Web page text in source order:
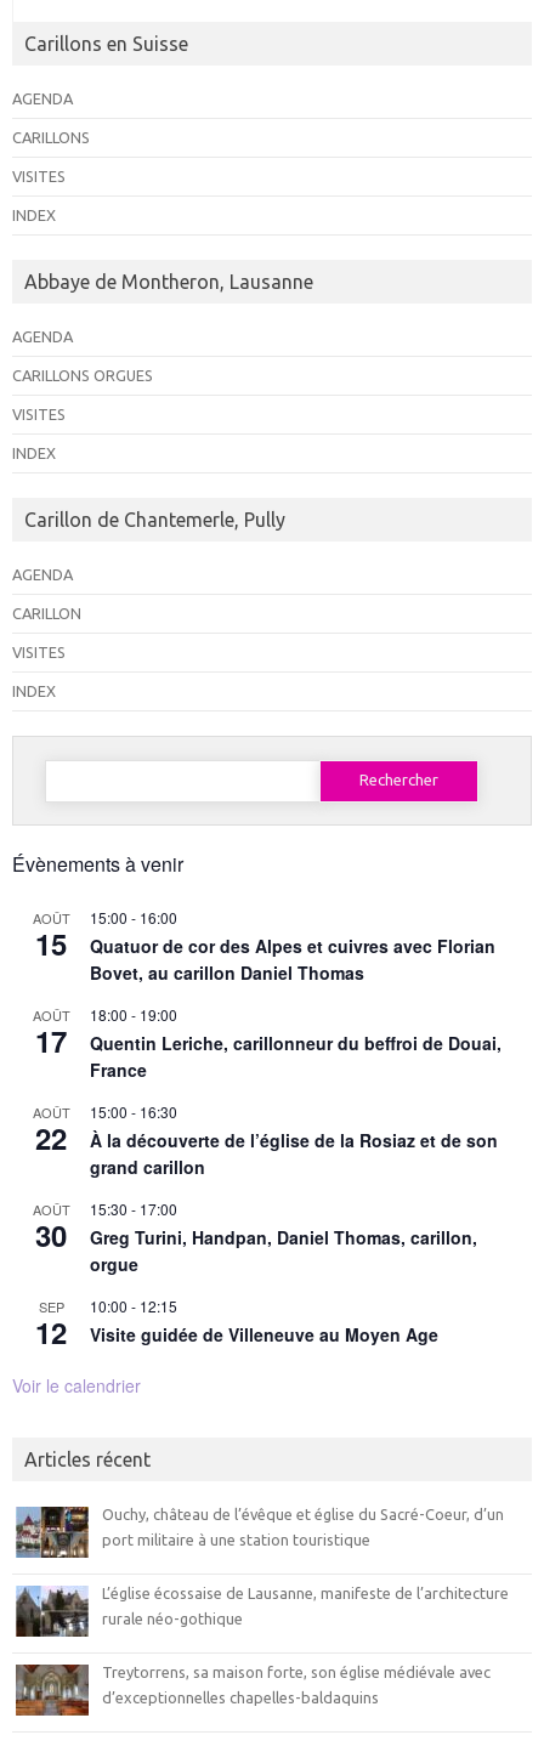
Carillons en Suisse
AGENDA
CARILLONS
VISITES
INDEX
Abbaye de Montheron, Lausanne
AGENDA
CARILLONS ORGUES
VISITES
INDEX
Carillon de Chantemerle, Pully
AGENDA
CARILLON
VISITES
INDEX
Rechercher :
Évènements à venir
AOÛT
15
15:00 - 16:00
Quatuor de cor des Alpes et cuivres avec Florian
Bovet, au carillon Daniel Thomas
AOÛT
17
18:00 - 19:00
Quentin Leriche, carillonneur du beffroi de Douai,
France
AOÛT
22
15:00 - 16:30
À la découverte de l’église de la Rosiaz et de son
grand carillon
AOÛT
30
15:30 - 17:00
Greg Turini, Handpan, Daniel Thomas, carillon,
orgue
SEP
12
10:00 - 12:15
Visite guidée de Villeneuve au Moyen Age
Voir le calendrier
Articles récent
Ouchy, château de l’évêque et église du Sacré-Coeur, d’un
port militaire à une station touristique
L’église écossaise de Lausanne, manifeste de l’architecture
rurale néo-gothique
Treytorrens, sa maison forte, son église médiévale avec
d’exceptionnelles chapelles-baldaquins